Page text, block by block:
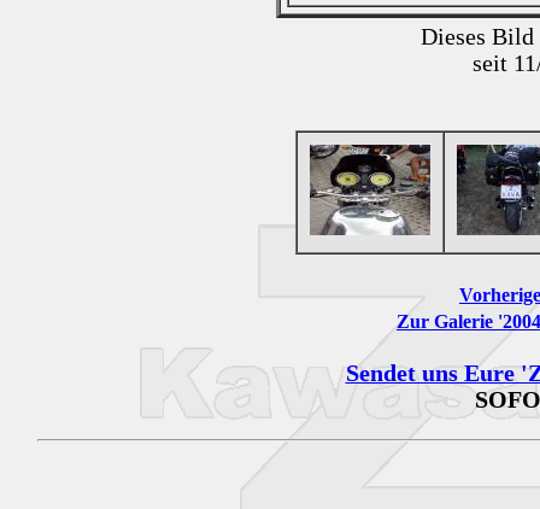
Dieses Bild
seit
Zur Galerie
Sendet uns Eure